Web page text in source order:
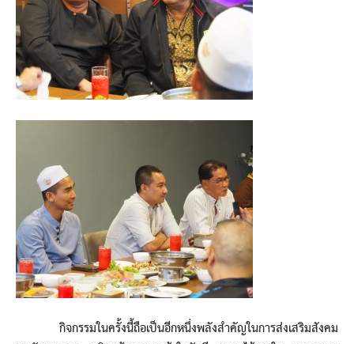
กิจกรรมในครั้งนี้ถือเป็นอีกหนึ่งพลังสำคัญในการส่งเสริมสังคม